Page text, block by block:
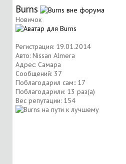
Burns
Новичок
Регистрация: 19.01.2014
Авто: Nissan Almera
Адрес: Самара
Сообщений: 37
Поблагодарил сам:: 17
Поблагодарили: 13 раз(а)
Вес репутации: 154